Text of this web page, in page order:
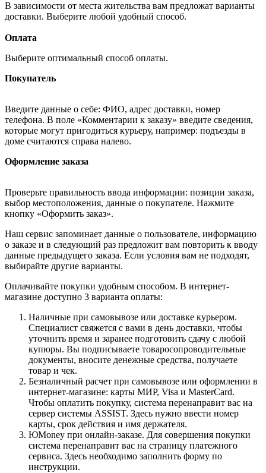
В зависимости от места жительства вам предложат варианты
доставки. Выберите любой удобный способ.
Оплата
Выберите оптимальный способ оплаты.
Покупатель
Введите данные о себе: ФИО, адрес доставки, номер
телефона. В поле «Комментарии к заказу» введите сведения,
которые могут пригодиться курьеру, например: подъезды в
доме считаются справа налево.
Оформление заказа
Проверьте правильность ввода информации: позиции заказа,
выбор местоположения, данные о покупателе. Нажмите
кнопку «Оформить заказ».
Наш сервис запоминает данные о пользователе, информацию
о заказе и в следующий раз предложит вам повторить к вводу
данные предыдущего заказа. Если условия вам не подходят,
выбирайте другие варианты.
Оплачивайте покупки удобным способом. В интернет-
магазине доступно 3 варианта оплаты:
Наличные при самовывозе или доставке курьером.
Специалист свяжется с вами в день доставки, чтобы
уточнить время и заранее подготовить сдачу с любой
купюры. Вы подписываете товаросопроводительные
документы, вносите денежные средства, получаете
товар и чек.
Безналичный расчет при самовывозе или оформлении в
интернет-магазине: карты МИР, Visa и MasterCard.
Чтобы оплатить покупку, система перенаправит вас на
сервер системы ASSIST. Здесь нужно ввести номер
карты, срок действия и имя держателя.
ЮMoney при онлайн-заказе. Для совершения покупки
система перенаправит вас на страницу платежного
сервиса. Здесь необходимо заполнить форму по
инструкции.